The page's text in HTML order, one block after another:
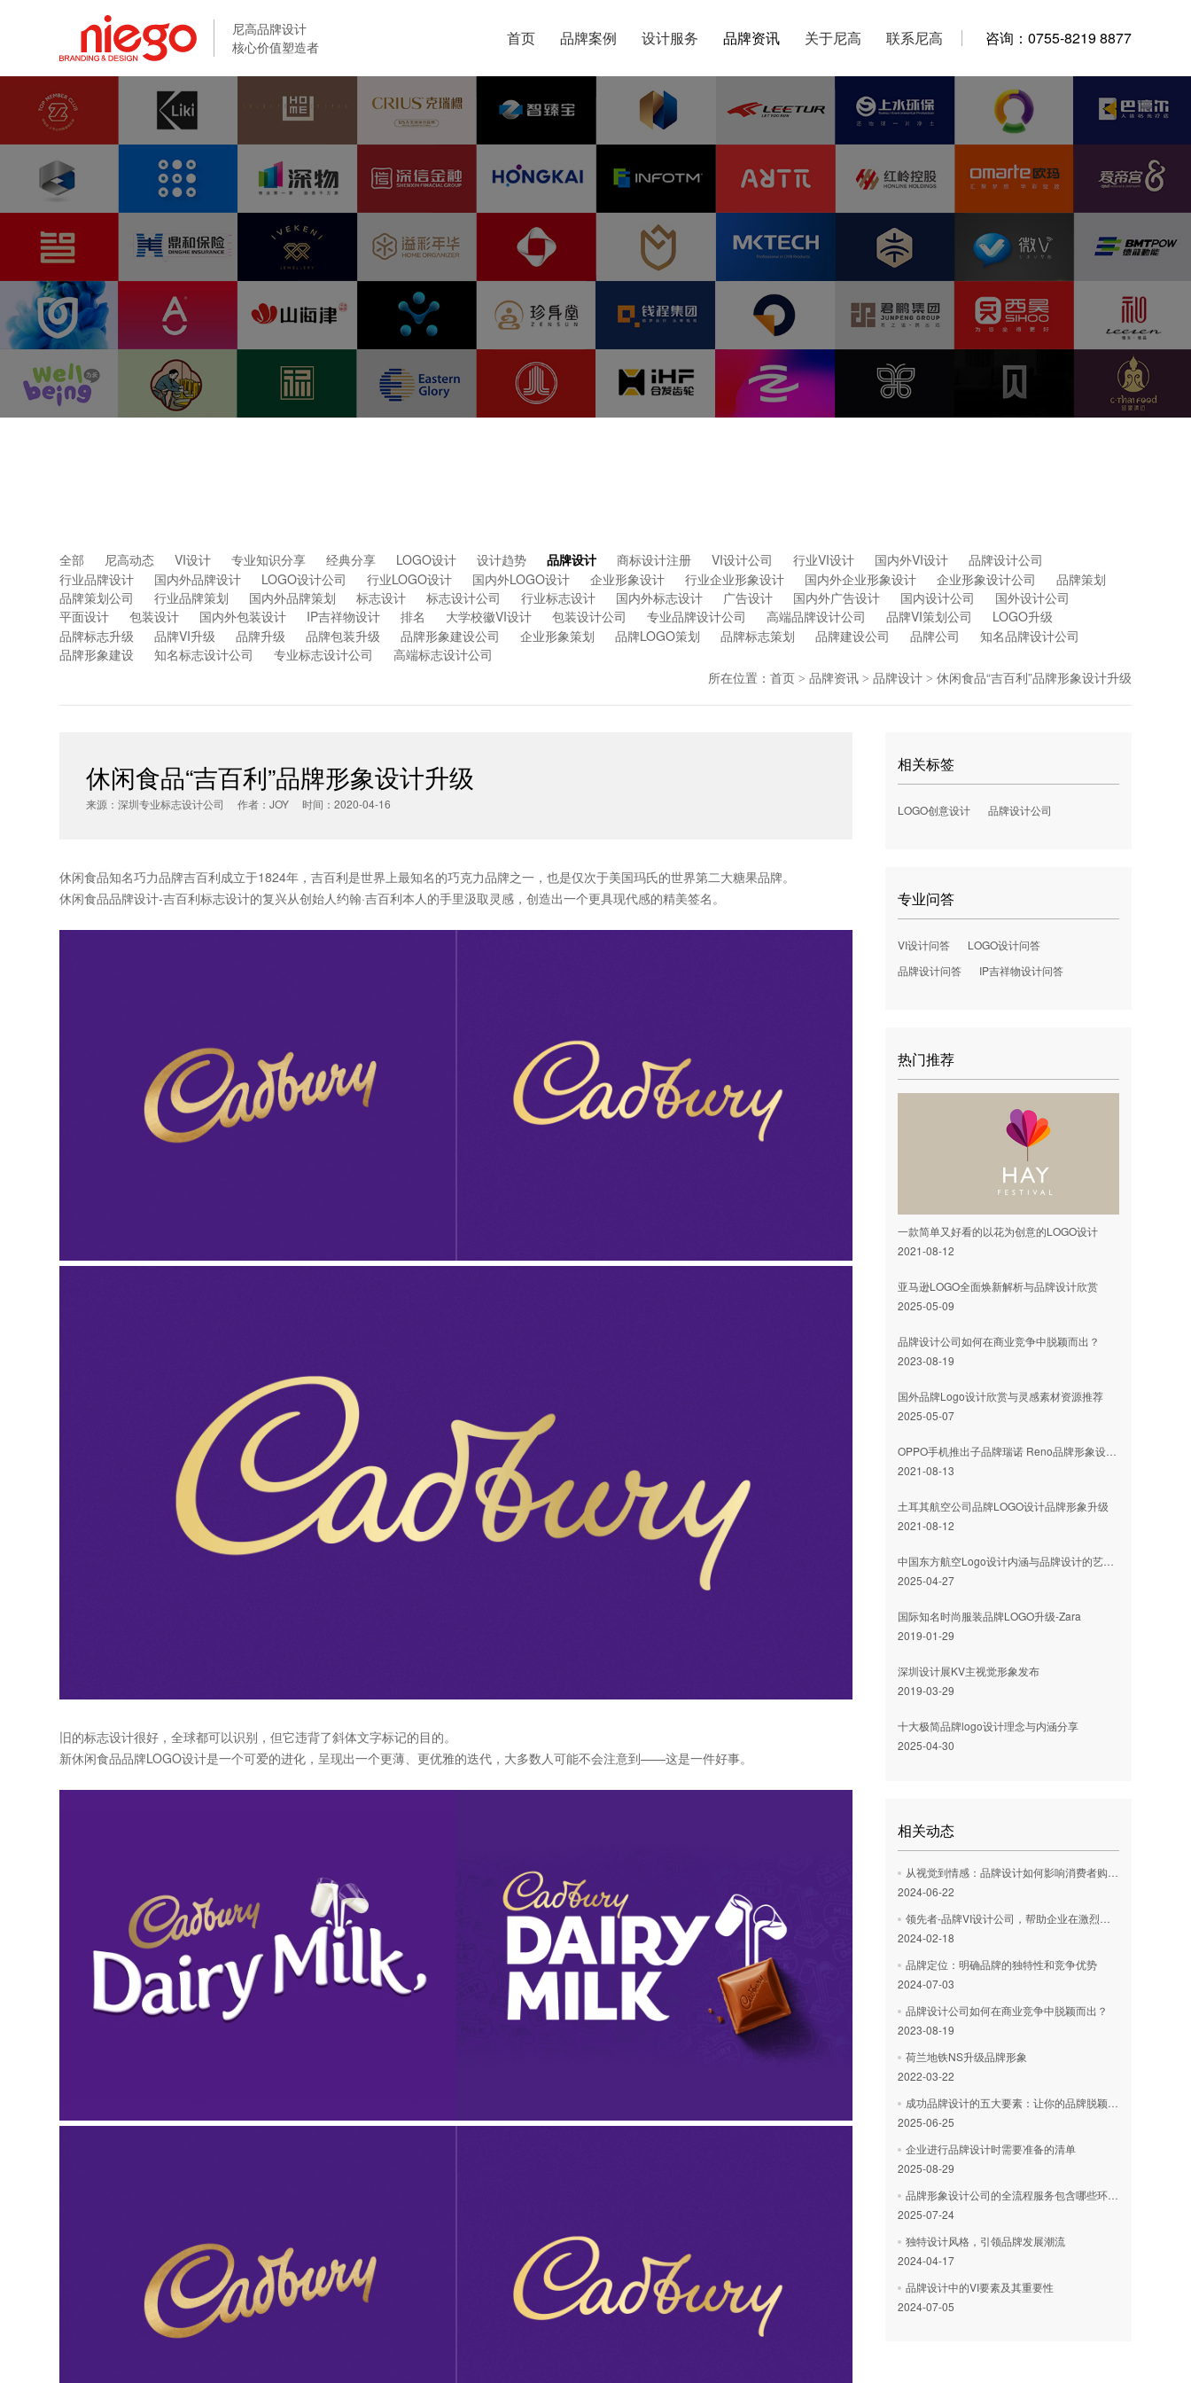
尼高品牌设计
核心价值塑造者
首页 品牌案例 设计服务 品牌资讯 关于尼高 联系尼高 咨询：0755-8219 8877
尼高品牌设计
核心价值塑造者
首页 品牌案例 设计服务 品牌资讯 关于尼高 联系尼高 咨询：0755-8219 8877
全部 尼高动态 VI设计 专业知识分享 经典分享 LOGO设计 设计趋势 品牌设计 商标设计注册 VI设计公司 行业VI设计 国内外VI设计
品牌设计公司
行业品牌设计
国内外品牌设计 LOGO设计公司 行业LOGO设计 国内外LOGO设计 企业形象设计 行业企业形象设计 国内外企业形象设计 企业形象设计公司
品牌策划
品牌策划公司
行业品牌策划 国内外品牌策划 标志设计 标志设计公司 行业标志设计 国内外标志设计 广告设计 国内外广告设计 国内设计公司
国外设计公司
平面设计
包装设计 国内外包装设计 IP吉祥物设计 排名 大学校徽VI设计 包装设计公司 专业品牌设计公司 高端品牌设计公司 品牌VI策划公司
LOGO升级
品牌标志升级
品牌VI升级 品牌升级 品牌包装升级 品牌形象建设公司 企业形象策划 品牌LOGO策划 品牌标志策划 品牌建设公司 品牌公司
知名品牌设计公司
品牌形象建设
知名标志设计公司 专业标志设计公司
高端标志设计公司
所在位置： 首页 > 品牌资讯 > 品牌设计 > 休闲食品“吉百利”品牌形象设计升级
休闲食品“吉百利”品牌形象设计升级
来源：深圳专业标志设计公司 作者：JOY 时间：2020-04-16
休闲食品知名巧力品牌吉百利成立于1824年，吉百利是世界上最知名的巧克力品牌之一，也是仅次于美国玛氏的世界第二大糖果品牌。
休闲食品品牌设计-吉百利标志设计的复兴从创始人约翰·吉百利本人的手里汲取灵感，创造出一个更具现代感的精美签名。
旧的标志设计很好，全球都可以识别，但它违背了斜体文字标记的目的。
新休闲食品品牌LOGO设计是一个可爱的进化，呈现出一个更薄、更优雅的迭代，大多数人可能不会注意到——这是一件好事。
相关标签
LOGO创意设计 品牌设计公司
专业问答
VI设计问答
LOGO设计问答
品牌设计问答
IP吉祥物设计问答
热门推荐
一款简单又好看的以花为创意的LOGO设计
2021-08-12
亚马逊LOGO全面焕新解析与品牌设计欣赏
2025-05-09
品牌设计公司如何在商业竞争中脱颖而出？
2023-08-19
国外品牌Logo设计欣赏与灵感素材资源推荐
2025-05-07
OPPO手机推出子品牌瑞诺 Reno品牌形象设计发布
2021-08-13
土耳其航空公司品牌LOGO设计品牌形象升级
2021-08-12
​中国东方航空Logo设计内涵与品牌设计的艺术魅力
2025-04-27
国际知名时尚服装品牌LOGO升级-Zara
2019-01-29
深圳设计展KV主视觉形象发布
2019-03-29
十大极简品牌logo设计理念与内涵分享
2025-04-30
相关动态
从视觉到情感：品牌设计如何影响消费者购买决策？
2024-06-22
领先者-品牌VI设计公司，帮助企业在激烈市场中脱颖而出
2024-02-18
品牌定位：明确品牌的独特性和竞争优势
2024-07-03
品牌设计公司如何在商业竞争中脱颖而出？
2023-08-19
荷兰地铁NS升级品牌形象
2022-03-22
成功品牌设计的五大要素：让你的品牌脱颖而出
2025-06-25
企业进行品牌设计时需要准备的清单
2025-08-29
品牌形象设计公司的全流程服务包含哪些环节？
2025-07-24
独特设计风格，引领品牌发展潮流
2024-04-17
品牌设计中的VI要素及其重要性
2024-07-05